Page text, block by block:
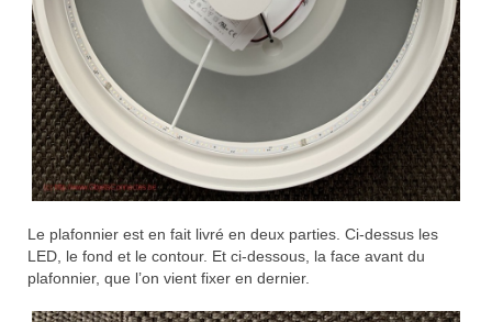
Le plafonnier est en fait livré en deux parties. Ci-dessus les
LED, le fond et le contour. Et ci-dessous, la face avant du
plafonnier, que l’on vient fixer en dernier.